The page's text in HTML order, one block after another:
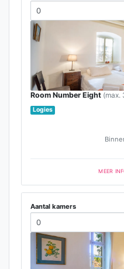
Room Number Eight (max.
Logies
MEER
Aantal kamers